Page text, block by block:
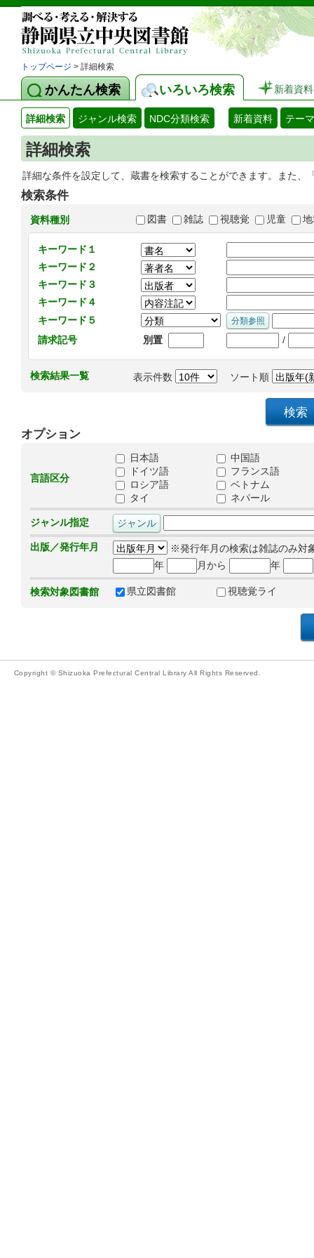
トップページ > 詳細検索
かんたん検索 いろいろ検索 新着資料
詳細検索 ジャンル検索 NDC分類検索 新着資料 テー
詳細検索
詳細な条件を設定して、蔵書を検索することができます。また
検索条件
資料種別 図書 雑誌 視聴覚 児童
キーワード１
キーワード２
キーワード３
キーワード４
キーワード５
請求記号
別置 /
検索結果一覧 表示件数 ソート順
オプション
言語区分
日本語
中国語
ドイツ語
フランス語
ロシア語
ベトナム
タイ
ネパール
ジャンル指定
出版／発行年月
※発行年月の検索は雑誌のみ対
年
月から 年
検索対象図書館 県立図書館 視聴覚ライ
Copyright © Shizuoka Prefectural Central Library All Rights Reserved.